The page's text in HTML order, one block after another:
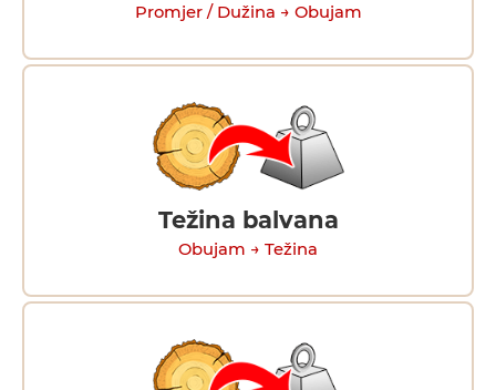
Promjer / Dužina → Obujam
Težina balvana
Obujam → Težina